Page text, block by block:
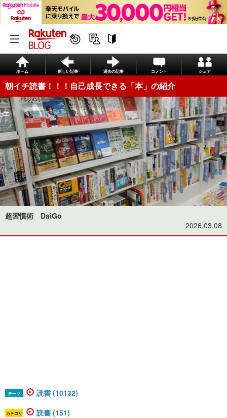
ホーム 新しい記事 過去の記事 コメント シェア
朝イチ読書！！！自己成長できる「本」の紹介
超習慣術 DaiGo
2026.03.08
テーマ 読書 (10132)
カテゴリ 読書 (151)